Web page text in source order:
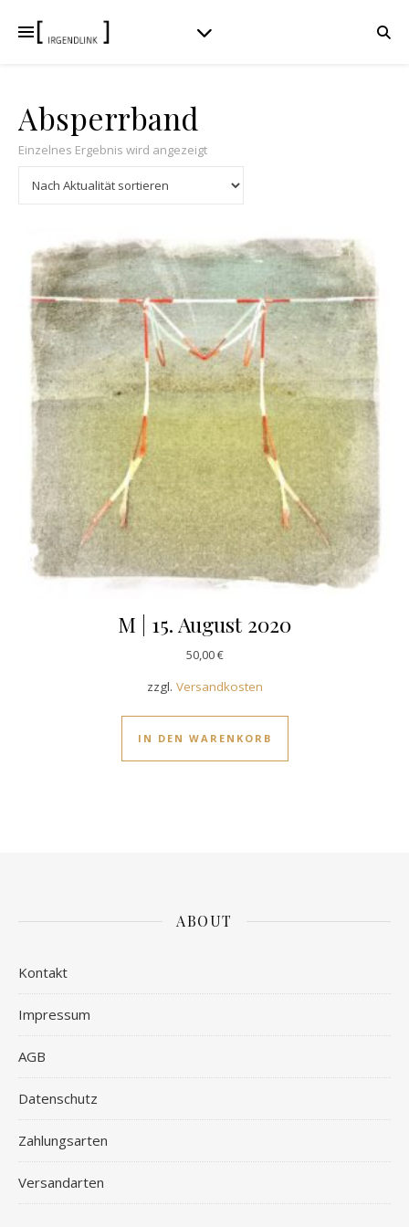
Absperrband
Einzelnes Ergebnis wird angezeigt
M | 15. August 2020
50,00€
zzgl. Versandkosten
IN DEN WARENKORB
ABOUT
Kontakt
Impressum
AGB
Datenschutz
Zahlungsarten
Versandarten